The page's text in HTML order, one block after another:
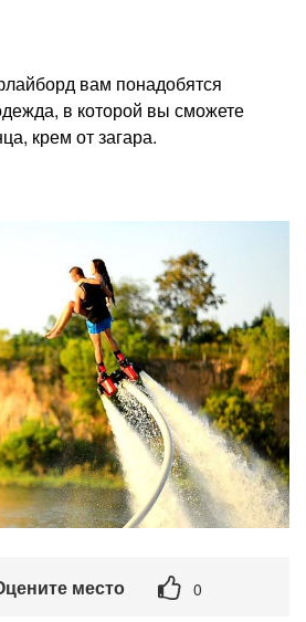
вам понадобятся
в которой вы сможете
крем от загара.
место 0